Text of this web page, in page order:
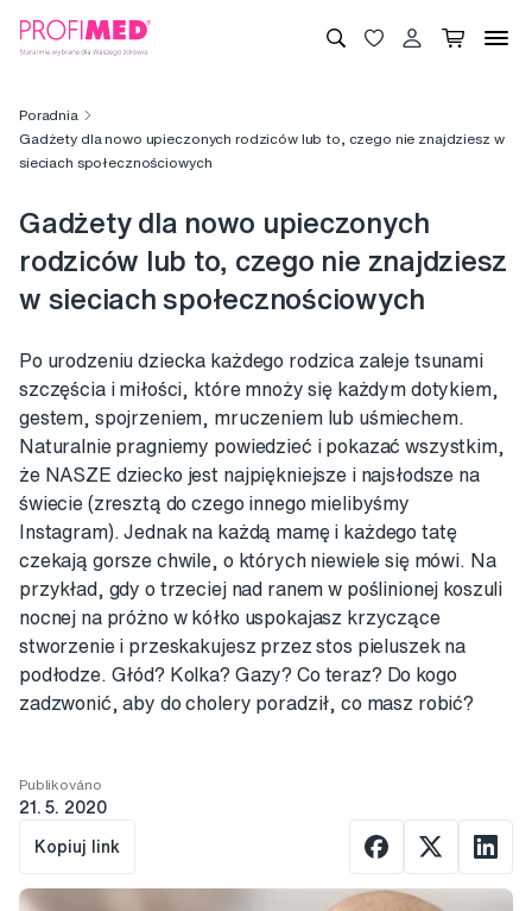
Poradnia
Gadżety dla nowo upieczonych rodziców lub to, czego nie znajdziesz w
sieciach społecznościowych
Gadżety dla nowo upieczonych
rodziców lub to, czego nie znajdziesz
w sieciach społecznościowych
Po urodzeniu dziecka każdego rodzica zaleje tsunami
szczęścia i miłości, które mnoży się każdym dotykiem,
gestem, spojrzeniem, mruczeniem lub uśmiechem.
Naturalnie pragniemy powiedzieć i pokazać wszystkim,
że NASZE dziecko jest najpiękniejsze i najsłodsze na
świecie (zresztą do czego innego mielibyśmy
Instagram). Jednak na każdą mamę i każdego tatę
czekają gorsze chwile, o których niewiele się mówi. Na
przykład, gdy o trzeciej nad ranem w poślinionej koszuli
nocnej na próżno w kółko uspokajasz krzyczące
stworzenie i przeskakujesz przez stos pieluszek na
podłodze. Głód? Kolka? Gazy? Co teraz? Do kogo
zadzwonić, aby do cholery poradził, co masz robić?
Publikováno
21. 5. 2020
Kopiuj link